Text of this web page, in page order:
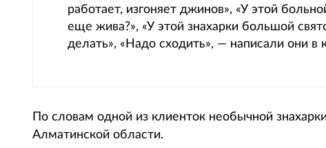
работает, изгоняет джинов», «У этой
еще жива?», «У этой знахарки большой
делать», «Надо сходить», — написали они в
По словам одной из клиенток необычной
Алматинской области.